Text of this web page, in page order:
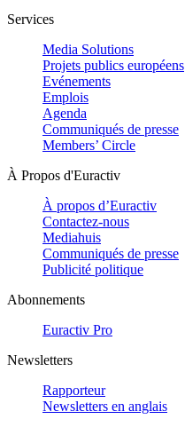
Services
Media Solutions
Projets publics européens
Evénements
Emplois
Agenda
Communiqués de presse
Members’ Circle
À Propos d'Euractiv
À propos d’Euractiv
Contactez-nous
Mediahuis
Communiqués de presse
Publicité politique
Abonnements
Euractiv Pro
Newsletters
Rapporteur
Newsletters en anglais